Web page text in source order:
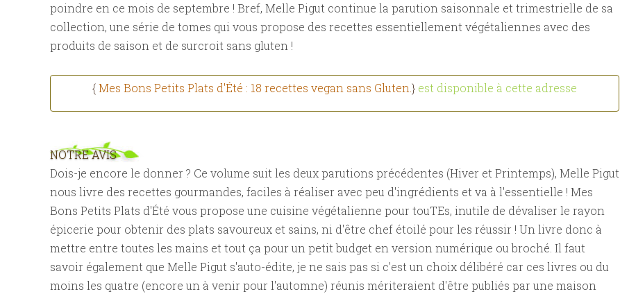
poindre en ce mois de septembre ! Bref, Melle Pigut continue la parution saisonnale et trimestrielle de sa
collection, une série de tomes qui vous propose des recettes essentiellement végétaliennes avec des
produits de saison et de surcroit sans gluten !
{Mes Bons Petits Plats d'Été : 18 recettes vegan sans Gluten.} est disponible à cette adresse
NOTRE AVIS
Dois-je encore le donner ? Ce volume suit les deux parutions précédentes (Hiver et Printemps), Melle Pigut
nous livre des recettes gourmandes, faciles à réaliser avec peu d'ingrédients et va à l'essentielle ! Mes
Bons Petits Plats d'Été vous propose une cuisine végétalienne pour touTEs, inutile de dévaliser le rayon
épicerie pour obtenir des plats savoureux et sains, ni d'être chef étoilé pour les réussir ! Un livre donc à
mettre entre toutes les mains et tout ça pour un petit budget en version numérique ou broché. Il faut
savoir également que Melle Pigut s'auto-édite, je ne sais pas si c'est un choix délibéré car ces livres ou du
moins les quatre (encore un à venir pour l'automne) réunis mériteraient d'être publiés par une maison